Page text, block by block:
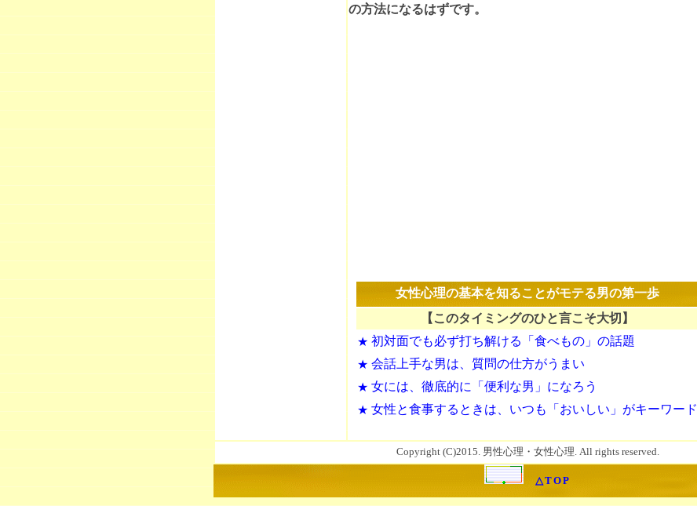
の方法になるはずです。
女性心理の基本を知ることがモテる男の第一歩
【このタイミングのひと言こそ大切】
★ 初対面でも必ず打ち解ける「食べもの」の話題
★ 会話上手な男は、質問の仕方がうまい
★ 女には、徹底的に「便利な男」になろう
★ 女性と食事するときは、いつも「おいしい」がキーワード
Copyright (C)2015. 男性心理・女性心理. All rights reserved.
△TOP